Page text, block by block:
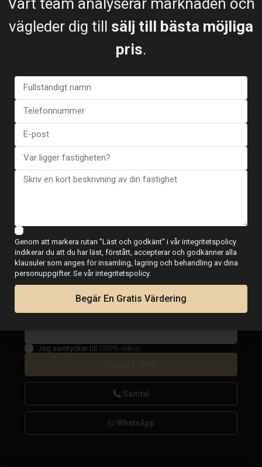
Esentya Estate
Fastighetsmäklare
+34601614830
Jag samtycker till GDPR-villkor
Samtal
WhatsApp
vägleder dig till sälj till bästa möjliga
pris.
Genom att markera rutan "Läst och godkänt" i vår integritetspolicy
indikerar du att du har läst, förstått, accepterar och godkänner alla
klausuler som anges för insamling, lagring och behandling av dina
personuppgifter. Se vår integritetspolicy.
Begär En Gratis Värdering